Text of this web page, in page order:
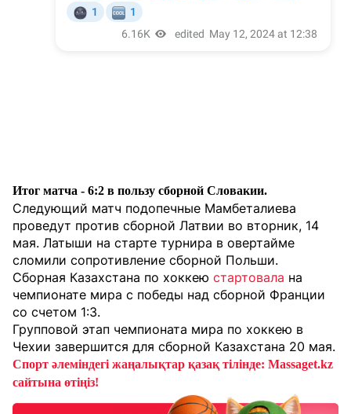
Итог матча - 6:2 в пользу сборной Словакии.
Следующий матч подопечные Мамбеталиева
проведут против сборной Латвии во вторник, 14
мая. Латыши на старте турнира в овертайме
сломили сопротивление сборной Польши.
Сборная Казахстана по хоккею стартовала на
чемпионате мира с победы над сборной Франции
со счетом 1:3.
Групповой этап чемпионата мира по хоккею в
Чехии завершится для сборной Казахстана 20 мая.
Спорт әлеміндегі жаңалықтар қазақ тілінде: Massaget.kz
сайтына өтіңіз!